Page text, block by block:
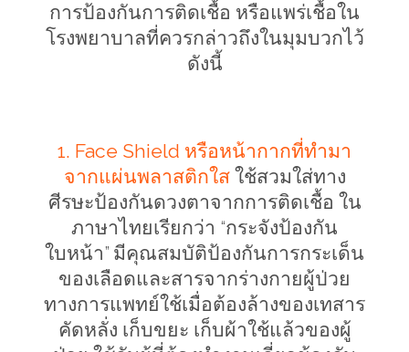
การป้องกันการติดเชื้อ หรือแพร่เชื้อใน
โรงพยาบาลที่ควรกล่าวถึงในมุมบวกไว้
ดังนี้
1. Face Shield หรือหน้ากากที่ทำมา
จากแผ่นพลาสติกใสใช้สวมใส่ทาง
ศีรษะป้องกันดวงตาจากการติดเชื้อ ใน
ภาษาไทยเรียกว่า “กระจังป้องกัน
ใบหน้า” มีคุณสมบัติป้องกันการกระเด็น
ของเลือดและสารจากร่างกายผู้ป่วย
ทางการแพทย์ใช้เมื่อต้องล้างของเทสาร
คัดหลั่ง เก็บขยะ เก็บผ้าใช้แล้วของผู้